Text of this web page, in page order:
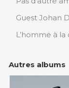
Guest Johan
L’homme à la
Autres albums